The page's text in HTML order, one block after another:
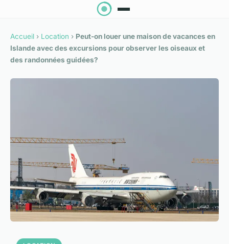
Accueil › Location › Peut-on louer une maison de vacances en
Islande avec des excursions pour observer les oiseaux et
des randonnées guidées?